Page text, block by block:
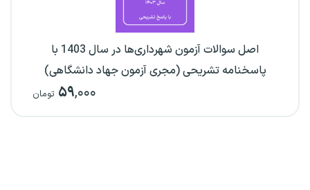
اصل سوالات آزمون شهرداری‌ها در سال 1403 با
پاسخنامه تشریحی (مجری آزمون جهاد دانشگاهی)
۵۹,۰۰۰ تومان